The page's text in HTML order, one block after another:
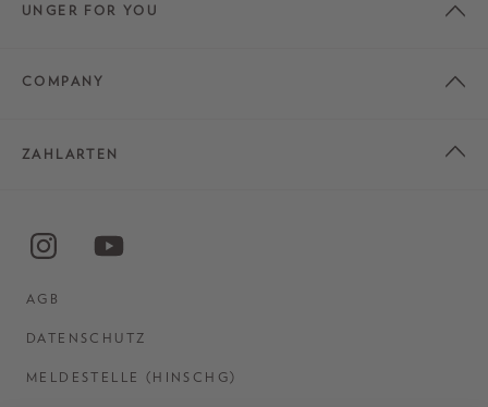
UNGER FOR YOU
COMPANY
ZAHLARTEN
AGB
DATENSCHUTZ
MELDESTELLE (HINSCHG)